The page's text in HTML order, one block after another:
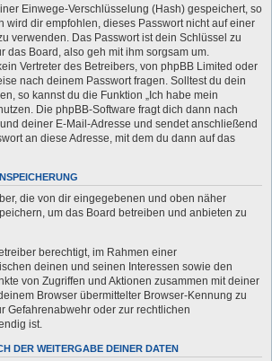
Einwege-Verschlüsselung (Hash) gespeichert, so
wird dir empfohlen, dieses Passwort nicht auf einer
verwenden. Das Passwort ist dein Schlüssel zu
das Board, also geh mit ihm sorgsam um.
Vertreter des Betreibers, von phpBB Limited oder
nach deinem Passwort fragen. Solltest du dein
so kannst du die Funktion „Ich habe mein
Die phpBB-Software fragt dich dann nach
deiner E-Mail-Adresse und sendet anschließend
an diese Adresse, mit dem du dann auf das
die von dir eingegebenen und oben näher
um das Board betreiben und anbieten zu
berechtigt, im Rahmen einer
deinen und seinen Interessen sowie den
von Zugriffen und Aktionen zusammen mit deiner
Browser übermittelter Browser-Kennung zu
Gefahrenabwehr oder zur rechtlichen
ist.
DER WEITERGABE DEINER DATEN